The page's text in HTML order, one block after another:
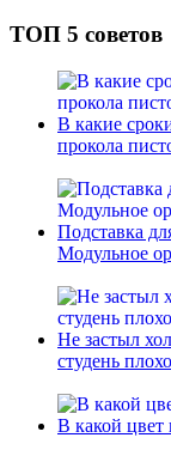
ТОП 5 советов
В какие
прокола
Подставка
Модульное
Не застыл
студень
В какой цвет